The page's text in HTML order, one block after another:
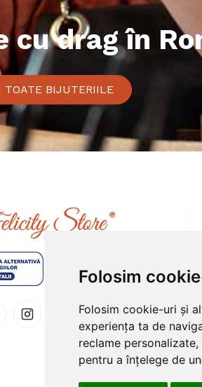
Folosim
Folosim cookie-uri și
experiența ta de
reclame
pentru a înțelege de
drag în
TOATE BIJUTERIILE